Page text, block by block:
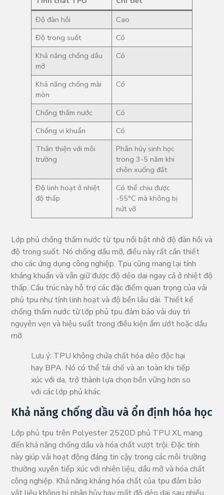
Độ đàn hồi
Cao
Độ trong suốt
Có
Khả năng chống dầu
mỡ
Có
Khả năng chống mài
mòn
Có
Chống thấm nước
Có
Chống vi khuẩn
Có
Thân thiện với môi
trường
Phân hủy sinh học
trong 3-5 năm khi
chôn xuống đất
Độ linh hoạt ở nhiệt
độ thấp
Có thể chịu được
-55°C mà không bị
nứt vỡ
Lớp phủ chống thấm nước từ tpu nổi bật nhờ độ đàn hồi và
độ trong suốt. Nó chống dầu mỡ, điều này rất cần thiết
cho các ứng dụng công nghiệp. Tpu cũng mang lại tính
kháng khuẩn và vẫn giữ được độ dẻo dai ngay cả ở nhiệt độ
thấp. Cấu trúc này hỗ trợ các đặc điểm quan trọng của vải
phủ tpu như tính linh hoạt và độ bền lâu dài. Thiết kế
chống thấm nước từ lớp phủ tpu đảm bảo vải duy trì
nguyên vẹn và hiệu suất trong điều kiện ẩm ướt hoặc dầu
mỡ.
Lưu ý: TPU không chứa chất hóa dẻo độc hại
hay BPA. Nó có thể tái chế và an toàn khi tiếp
xúc với da, trở thành lựa chọn bền vững hơn so
với các lớp phủ khác.
Khả năng chống dầu và ổn định hóa học
Lớp phủ tpu trên Polyester 2520D phủ TPU XL mang
đến khả năng chống dầu và hóa chất vượt trội. Đặc tính
này giúp vải hoạt động đáng tin cậy trong các môi trường
thường xuyên tiếp xúc với nhiên liệu, dầu mỡ và hóa chất
công nghiệp. Khả năng kháng hóa chất của tpu đảm bảo